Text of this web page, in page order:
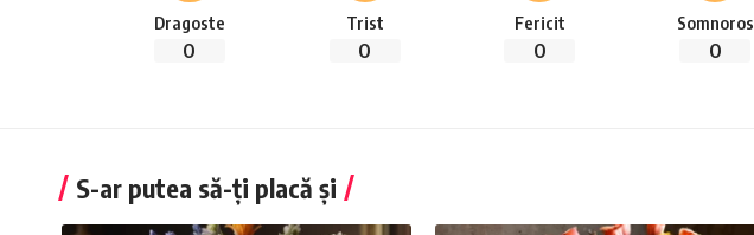
Dragoste
0
Trist
0
Fericit
0
Somnoros
0
S-ar putea să-ți placă și